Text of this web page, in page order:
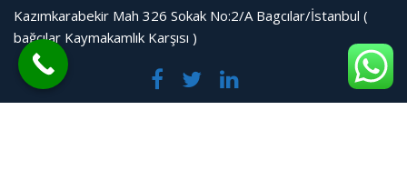
Kazımkarabekir Mah 326 Sokak No:2/A Bagcılar/İstanbul (
bağcılar Kaymakamlık Karşısı )